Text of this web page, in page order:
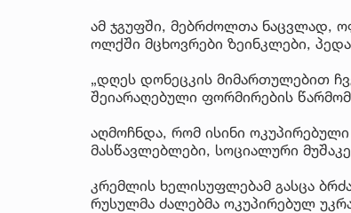
ამ ჯგუფში, მებრძოლთა ნაცვლად,
ოლქში მცხოვრები ზეინკლები,
„დღეს დონეცკის მიმართულებით
შეიარაღებული ფორმირების
აღმოჩნდა, რომ ისინი
მასწავლებლები, სოციალური
კრემლის ხელისუფლებამ გასცა
რუსულმა ძალებმა ოკუპირებულ